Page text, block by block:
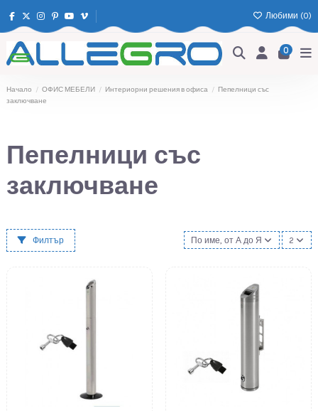
Любими (0)
0
Начало ОФИС МЕБЕЛИ Интериорни решения в офиса
Пепелници със
заключване
Пепелници със
заключване
Филтър По име, от А до Я 2